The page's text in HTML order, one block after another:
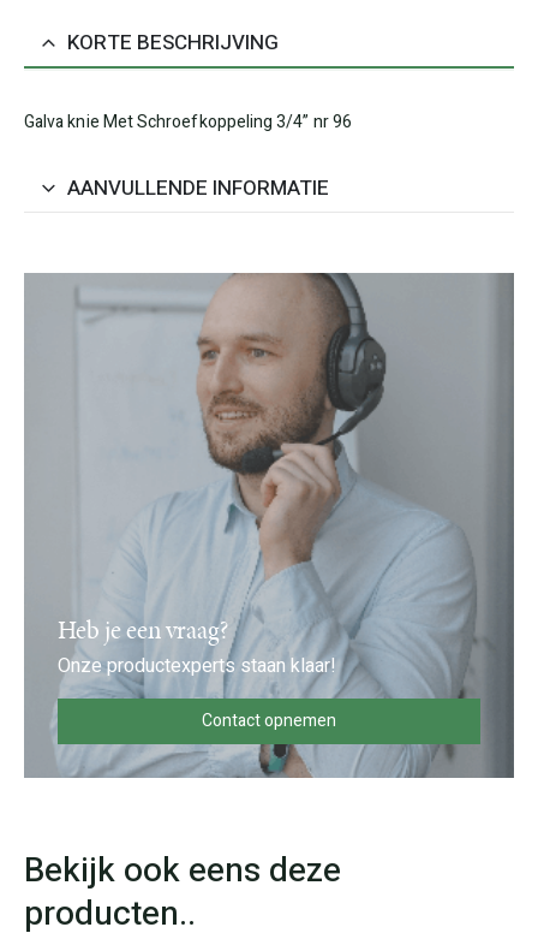
KORTE BESCHRIJVING
Galva knie Met Schroefkoppeling 3/4” nr 96
AANVULLENDE INFORMATIE
Heb je een vraag?
Onze productexperts staan klaar!
Contact opnemen